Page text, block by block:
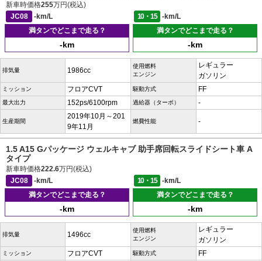
新車時価格255万円(税込)
JC08
-km/L 10・15
-km/L
満タンでどこまで走る？
-km
満タンでどこまで走る？
-km
排気量 1986cc
使用燃料
エンジン
レギュラー
ガソリン
ミッション フロアCVT 駆動方式 FF
最大出力 152ps/6100rpm 過給器（ターボ） -
生産期間
2019年10月～201
9年11月
燃費性能 -
1.5 A15 Gパッケージ ウェルキャブ 助手席回転スライドシート車 A
タイプ
新車時価格222.6万円(税込)
JC08
-km/L 10・15
-km/L
満タンでどこまで走る？
-km
満タンでどこまで走る？
-km
排気量 1496cc
使用燃料
エンジン
レギュラー
ガソリン
ミッション フロアCVT 駆動方式 FF